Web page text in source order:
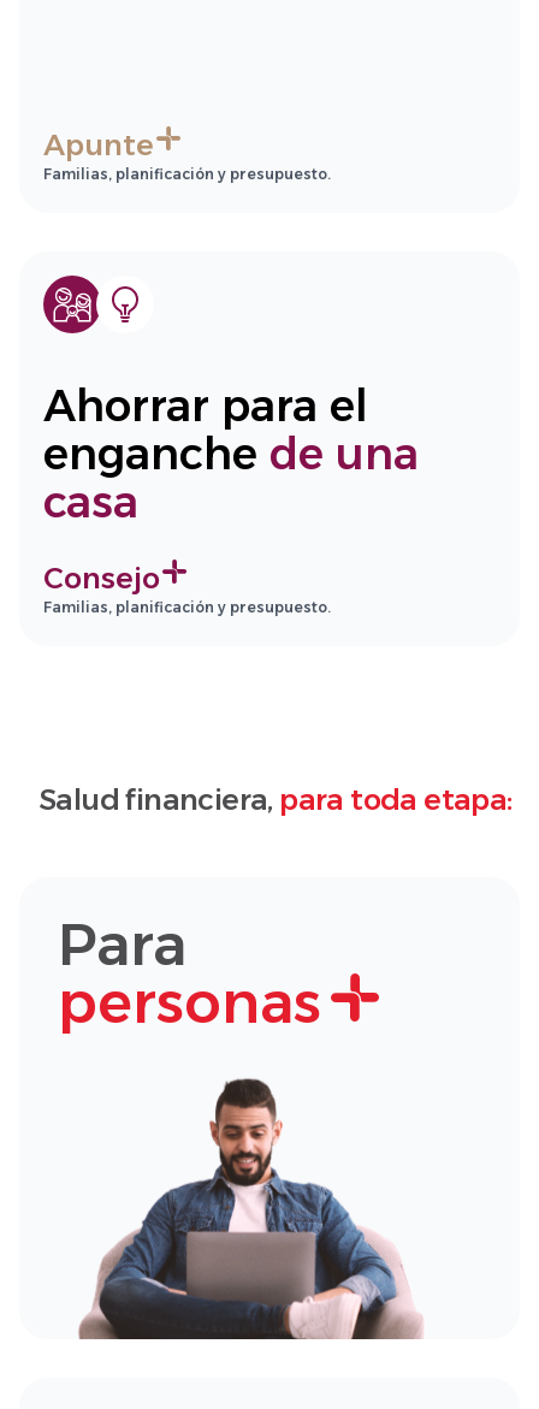
Apunte
Familias, planificación y presupuesto.
Ahorrar para el
enganche de una
casa
Consejo
Familias, planificación y presupuesto.
Salud financiera, para toda etapa:
Para
personas